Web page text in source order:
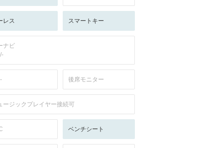
レス スマートキー
ナビ
後席モニター
ージックプレイヤー接続可
ベンチシート